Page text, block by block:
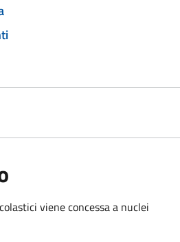
viene concessa a nuclei